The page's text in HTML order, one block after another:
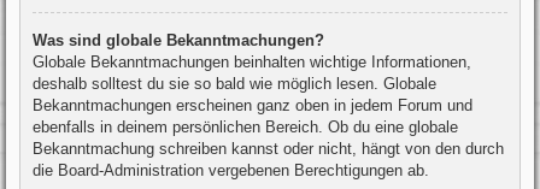
Was sind globale Bekanntmachungen?
Globale Bekanntmachungen beinhalten wichtige Informationen,
deshalb solltest du sie so bald wie möglich lesen. Globale
Bekanntmachungen erscheinen ganz oben in jedem Forum und
ebenfalls in deinem persönlichen Bereich. Ob du eine globale
Bekanntmachung schreiben kannst oder nicht, hängt von den durch
die Board-Administration vergebenen Berechtigungen ab.